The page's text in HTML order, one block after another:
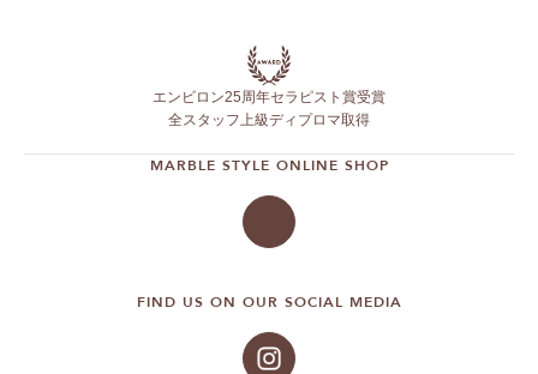
エンビロン25周年セラピスト賞受賞
全スタッフ上級ディプロマ取得
MARBLE STYLE ONLINE SHOP
FIND US ON OUR SOCIAL MEDIA